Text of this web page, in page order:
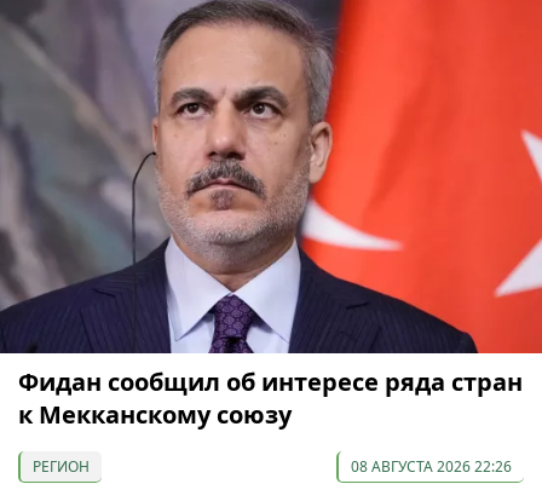
Фидан сообщил об интересе ряда стран
к Мекканскому союзу
РЕГИОН 08 АВГУСТА 2026 22:26